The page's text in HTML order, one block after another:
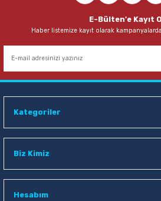
Yağlı
E-Bülten'e Kayıt
Haber listemize kayıt olarak
Kategoriler
Biz Kimiz
Hesabım